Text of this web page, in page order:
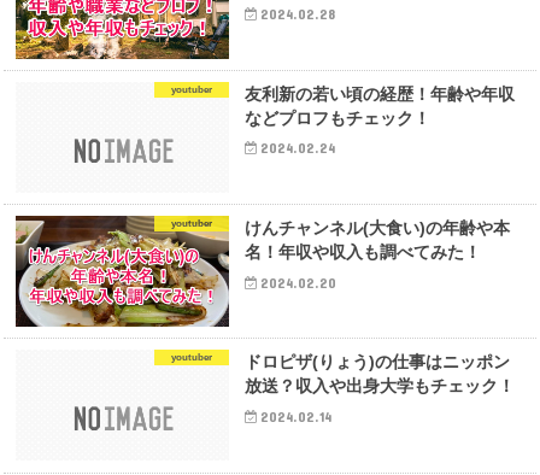
2024.02.28
youtuber
友利新の若い頃の経歴！年齢や年収
などプロフもチェック！
2024.02.24
youtuber
けんチャンネル(大食い)の年齢や本
名！年収や収入も調べてみた！
2024.02.20
youtuber
ドロピザ(りょう)の仕事はニッポン
放送？収入や出身大学もチェック！
2024.02.14